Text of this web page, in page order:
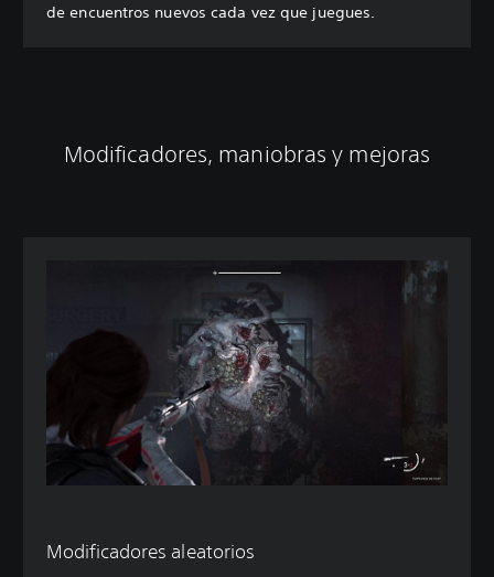
de encuentros nuevos cada vez que juegues.
Modificadores, maniobras y mejoras
Modificadores aleatorios